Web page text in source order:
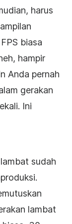
harus
biasa
hampir
Anda pernah
gerakan
Ini
sudah
lambat